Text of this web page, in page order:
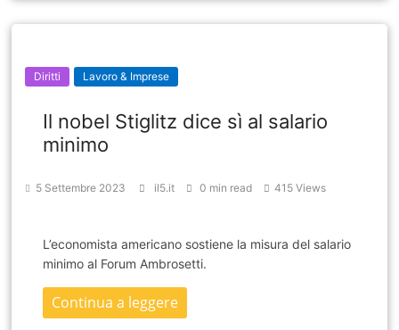
Diritti Lavoro & Imprese
Il nobel Stiglitz dice sì al salario
minimo
5 Settembre 2023 il5.it 0 min read 415 Views
L’economista americano sostiene la misura del salario
minimo al Forum Ambrosetti.
Continua a leggere